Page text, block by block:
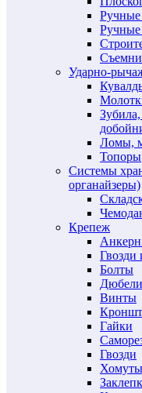
Ручные
Ударно-
Ломы,
Топоры
Системы
органайзеры)
Крепеж
Гвозди
Болты
Дюбели
Винты
Гайки
Гвозди
Хомуты